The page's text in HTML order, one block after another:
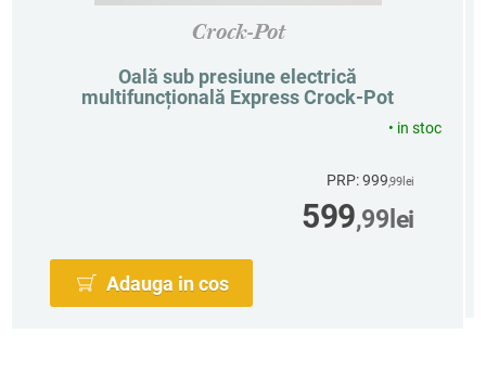
Crock-Pot
Oală sub presiune electrică
multifuncțională Express Crock-Pot
• in stoc
PRP: 999,99 lei
599,99 lei
Adauga in cos